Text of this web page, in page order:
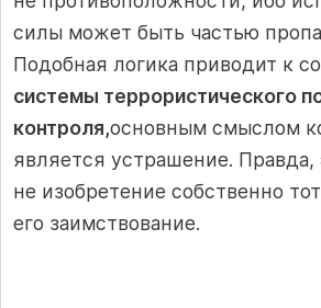
силы может быть частью
Подобная логика приводит к
системы террористического
контроля,основным смыслом
является устрашение.
не изоб­ретение собственно
его заимствование.